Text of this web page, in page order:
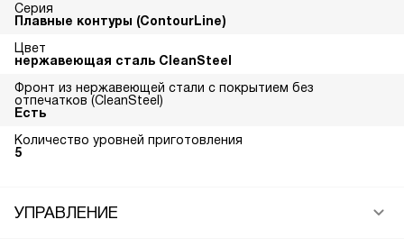
Серия
Плавные контуры (ContourLine)
Цвет
нержавеющая сталь CleanSteel
Фронт из нержавеющей стали с покрытием без
отпечатков (CleanSteel)
Есть
Количество уровней приготовления
5
УПРАВЛЕНИЕ